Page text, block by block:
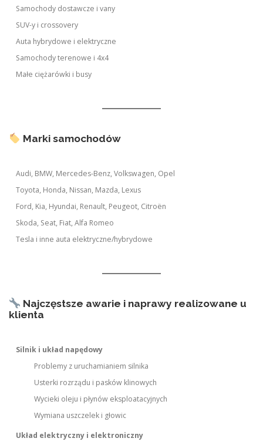
Samochody dostawcze i vany
SUV-y i crossovery
Auta hybrydowe i elektryczne
Samochody terenowe i 4x4
Małe ciężarówki i busy
Marki samochodów
Audi, BMW, Mercedes-Benz, Volkswagen, Opel
Toyota, Honda, Nissan, Mazda, Lexus
Ford, Kia, Hyundai, Renault, Peugeot, Citroën
Skoda, Seat, Fiat, Alfa Romeo
Tesla i inne auta elektryczne/hybrydowe
Najczęstsze awarie i naprawy realizowane u
klienta
Silnik i układ napędowy
Problemy z uruchamianiem silnika
Usterki rozrządu i pasków klinowych
Wycieki oleju i płynów eksploatacyjnych
Wymiana uszczelek i głowic
Układ elektryczny i elektroniczny